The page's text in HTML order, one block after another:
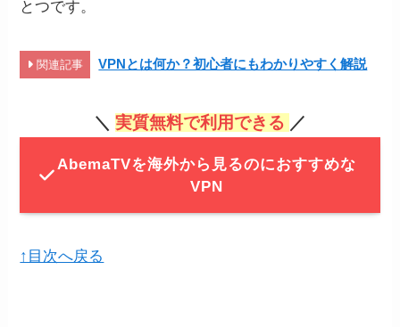
とつです。
関連記事 VPNとは何か？初心者にもわかりやすく解説
＼ 実質無料で利用できる ／
AbemaTVを海外から見るのにおすすめな
VPN
↑目次へ戻る